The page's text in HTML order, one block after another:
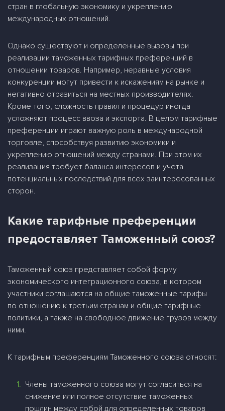
стран в глобальную экономику и укреплению
международных отношений.
Однако существуют и определенные вызовы при
реализации таможенных тарифных преференций в
отношении товаров. Например, неравные условия
конкуренции могут привести к искажениям на рынке и
негативно отразиться на местных производителях.
Кроме того, сложность правил и процедур иногда
усложняют процесс ввоза и экспорта. В целом тарифные
преференции играют важную роль в международной
торговле, способствуя развитию экономики и
укреплению отношений между странами. При этом их
реализация требует баланса интересов и учета
потенциальных последствий для всех заинтересованных
сторон.
Какие тарифные преференции
предоставляет Таможенный союз?
Таможенный союз представляет собой форму
экономического интеграционного союза, в котором
участники соглашаются на общие таможенные тарифы
по отношению к третьим странам и общие тарифные
политики, а также на свободное движение грузов между
ними.
К тарифным преференциям Таможенного союза относят:
Члены таможенного союза могут согласиться на
снижение или полное отсутствие таможенных
пошлин между собой для определенных товаров